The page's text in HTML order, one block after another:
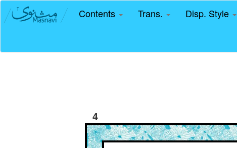
Contents Trans. Disp. Style
4